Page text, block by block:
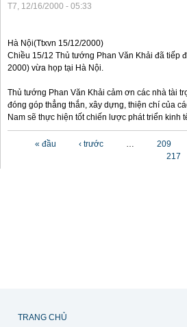
T7, 12/16/2000 - 05:33
Hà Nội(Ttxvn 15/12/2000)
Chiều 15/12 Thủ tướng Phan Văn Khải đã tiếp
2000) vừa họp tại Hà Nội.
Thủ tướng Phan Văn Khải cảm ơn các nhà tài
đóng góp thẳng thắn, xây dựng, thiện chí của
Nam sẽ thực hiện tốt chiến lược phát triển kinh
« đầu ‹ trước … 209
217
TRANG CHỦ